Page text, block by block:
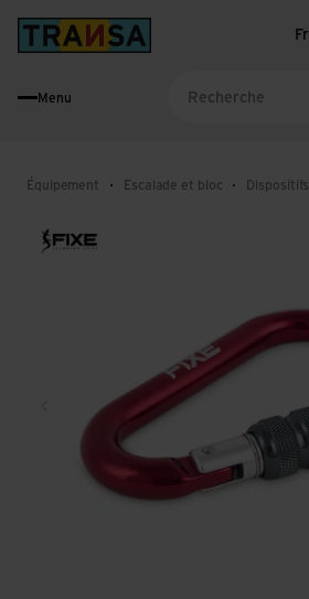
Fr
Menu
Équipement Escalade et bloc
Retour